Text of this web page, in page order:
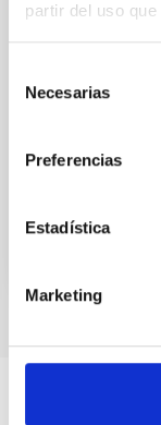
partir del uso
Necesarias
Preferencias
Estadística
Marketing
Periodismo
el IAC.